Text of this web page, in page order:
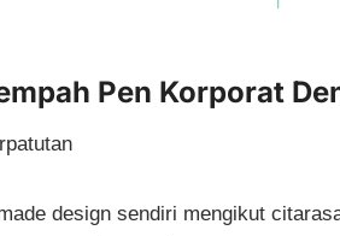
Pen Korporat
design sendiri mengikut